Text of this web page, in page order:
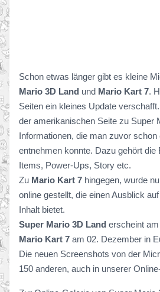
Schon etwas länger gibt es kleine
Mario 3D Land und Mario Kart 7.
Seiten ein kleines Update
der amerikanischen Seite zu Super
Informationen, die man zuvor schon
entnehmen konnte. Dazu gehört die
Items, Power-Ups, Story etc.
Zu Mario Kart 7 hingegen, wurde
online gestellt, die einen Ausblick
Inhalt bietet.
Super Mario 3D Land erscheint
Mario Kart 7 am 02. Dezember in
Die neuen Screenshots von der
150 anderen, auch in unserer